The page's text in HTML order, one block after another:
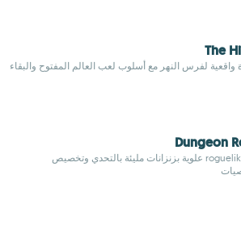
The
واقعية لفرس النهر مع أسلوب لعب العالم المفتوح والبقاء
Dungeon
لعبة roguelike علوية بزنزانات مليئة بالتحدي وتخصيص